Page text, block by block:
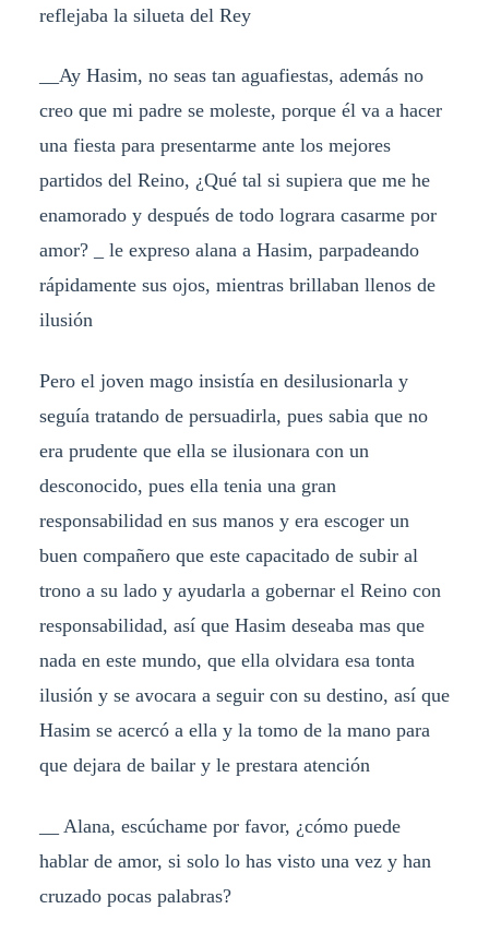
reflejaba la silueta del Rey
__Ay Hasim, no seas tan aguafiestas, además no
creo que mi padre se moleste, porque él va a hacer
una fiesta para presentarme ante los mejores
partidos del Reino, ¿Qué tal si supiera que me he
enamorado y después de todo lograra casarme por
amor? _ le expreso alana a Hasim, parpadeando
rápidamente sus ojos, mientras brillaban llenos de
ilusión
Pero el joven mago insistía en desilusionarla y
seguía tratando de persuadirla, pues sabia que no
era prudente que ella se ilusionara con un
desconocido, pues ella tenia una gran
responsabilidad en sus manos y era escoger un
buen compañero que este capacitado de subir al
trono a su lado y ayudarla a gobernar el Reino con
responsabilidad, así que Hasim deseaba mas que
nada en este mundo, que ella olvidara esa tonta
ilusión y se avocara a seguir con su destino, así que
Hasim se acercó a ella y la tomo de la mano para
que dejara de bailar y le prestara atención
__ Alana, escúchame por favor, ¿cómo puede
hablar de amor, si solo lo has visto una vez y han
cruzado pocas palabras?